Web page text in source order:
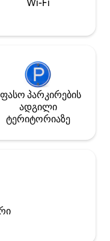
Wi-Fi
პარკირების
ადგილი
ტერიტორიაზე